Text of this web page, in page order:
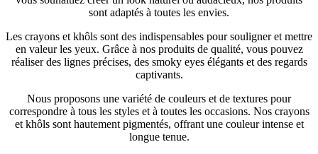
sont adaptés à toutes les envies.
Les crayons et khôls sont des indispensables pour souligner et mettre
en valeur les yeux. Grâce à nos produits de qualité, vous pouvez
réaliser des lignes précises, des smoky eyes élégants et des regards
captivants.
Nous proposons une variété de couleurs et de textures pour
correspondre à tous les styles et à toutes les occasions. Nos crayons
et khôls sont hautement pigmentés, offrant une couleur intense et
longue tenue.